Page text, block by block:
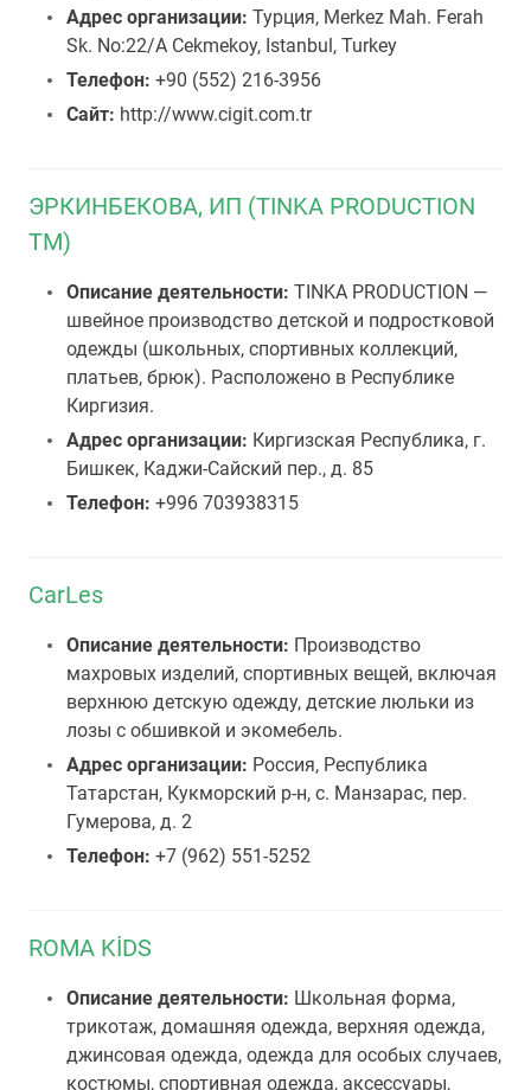
Адрес организации: Турция, Merkez Mah. Ferah
Sk. No:22/A Cekmekoy, Istanbul, Turkey
Телефон: +90 (552) 216-3956
Сайт: http://www.cigit.com.tr
ЭРКИНБЕКОВА, ИП (TINKA PRODUCTION
TM)
Описание деятельности: TINKA PRODUCTION —
швейное производство детской и подростковой
одежды (школьных, спортивных коллекций,
платьев, брюк). Расположено в Республике
Киргизия.
Адрес организации: Киргизская Республика, г.
Бишкек, Каджи-Сайский пер., д. 85
Телефон: +996 703938315
CarLes
Описание деятельности: Производство
махровых изделий, спортивных вещей, включая
верхнюю детскую одежду, детские люльки из
лозы с обшивкой и экомебель.
Адрес организации: Россия, Республика
Татарстан, Кукморский р-н, с. Манзарас, пер.
Гумерова, д. 2
Телефон: +7 (962) 551-5252
ROMA KİDS
Описание деятельности: Школьная форма,
трикотаж, домашняя одежда, верхняя одежда,
джинсовая одежда, одежда для особых случаев,
костюмы, спортивная одежда, аксессуары,